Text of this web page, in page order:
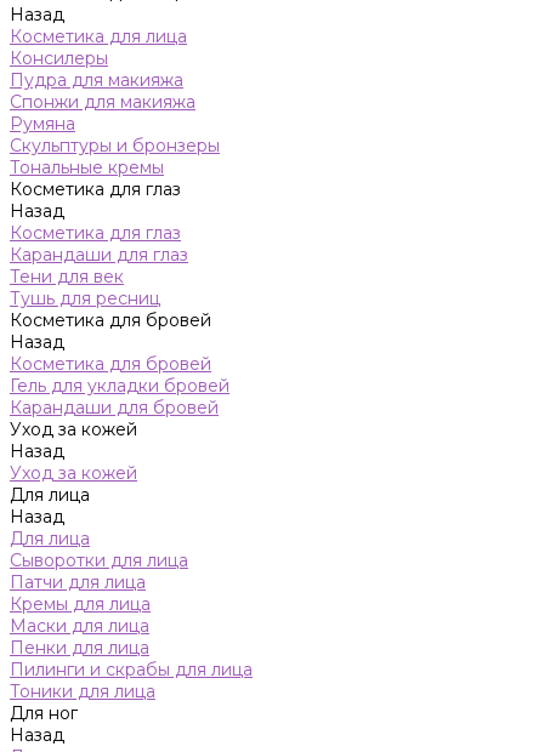
Назад
Косметика для лица
Консилеры
Пудра для макияжа
Спонжи для макияжа
Румяна
Скульптуры и бронзеры
Тональные кремы
Косметика для глаз
Назад
Косметика для глаз
Карандаши для глаз
Тени для век
Тушь для ресниц
Косметика для бровей
Назад
Косметика для бровей
Гель для укладки бровей
Карандаши для бровей
Уход за кожей
Назад
Уход за кожей
Для лица
Назад
Для лица
Сыворотки для лица
Патчи для лица
Кремы для лица
Маски для лица
Пенки для лица
Пилинги и скрабы для лица
Тоники для лица
Для ног
Назад